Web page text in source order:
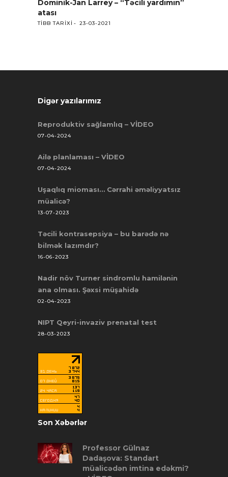
Dominik-Jan Larrey – “Təcili yardımın”
atası
TIBB TARIXI 23-03-2021
Digər yazılarımız
Reproduktiv sağlamlıq – VİDEO
07-04-2024
Ailə planlaması – VİDEO
07-04-2024
Uşaqlıq mioması… Cərrahi əməliyyatsız
müalicə?
13-07-2023
Təcili kontrasepsiya – bu barədə nə
bilmək lazımdır?
16-06-2023
Nadir növ Turner sindromlu hamilənin
ana olması. Şəxsi müşahidə
02-04-2023
NIPT Qeyri-invaziv prenatal test
28-03-2023
Son Xəbərlər
Professor Gülnaz
Dadaşova: Standart
müalicədən imtina edəkmi?